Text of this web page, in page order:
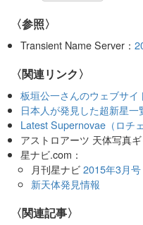
〈参照〉
Transient Name Server：
〈関連リンク〉
板垣公一さんのウェブサイ
日本人が発見した超新星一
Latest Supernovae（ロチ
アストロアーツ 天体写真ギ
星ナビ.com：
月刊星ナビ2015年3月号
新天体発見情報
関連記事